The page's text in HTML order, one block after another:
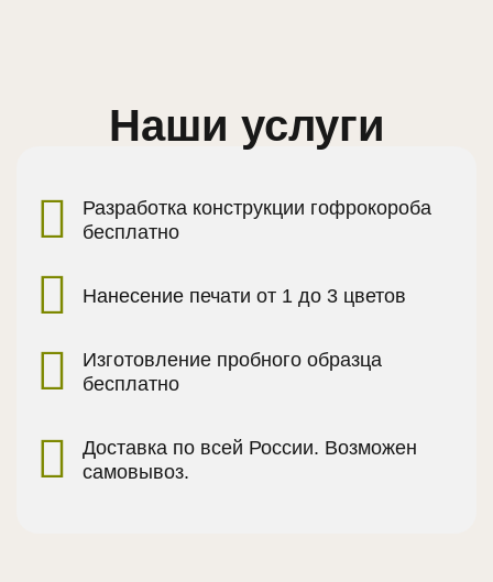
Наши услуги
Разработка конструкции гофрокороба
бесплатно
Нанесение печати от 1 до 3 цветов
Изготовление пробного образца
бесплатно
Доставка по всей России. Возможен
самовывоз.